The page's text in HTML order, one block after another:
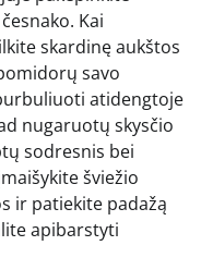
Kai
skardinę aukštos
savo
atidengtoje
nugaruotų skysčio
sodresnis bei
šviežio
ir patiekite padažą
apibarstyti